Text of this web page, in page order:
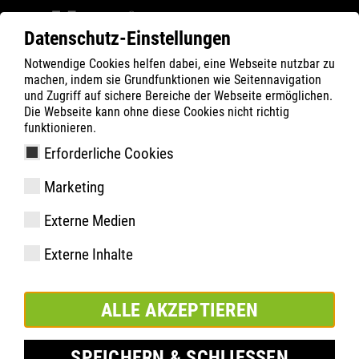
Datenschutz-Einstellungen
Notwendige Cookies helfen dabei, eine Webseite nutzbar zu
machen, indem sie Grundfunktionen wie Seitennavigation
und Zugriff auf sichere Bereiche der Webseite ermöglichen.
Die Webseite kann ohne diese Cookies nicht richtig
funktionieren.
Erforderliche Cookies
Marketing
Externe Medien
Externe Inhalte
ALLE AKZEPTIEREN
ATLAS Produkte
Filter
GX 165 | ESD